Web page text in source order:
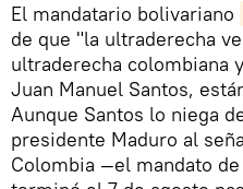
El mandatario bolivariano
de que "la ultraderecha
ultraderecha colombiana
Juan Manuel Santos,
Aunque Santos lo niega
presidente Maduro al
Colombia —el mandato